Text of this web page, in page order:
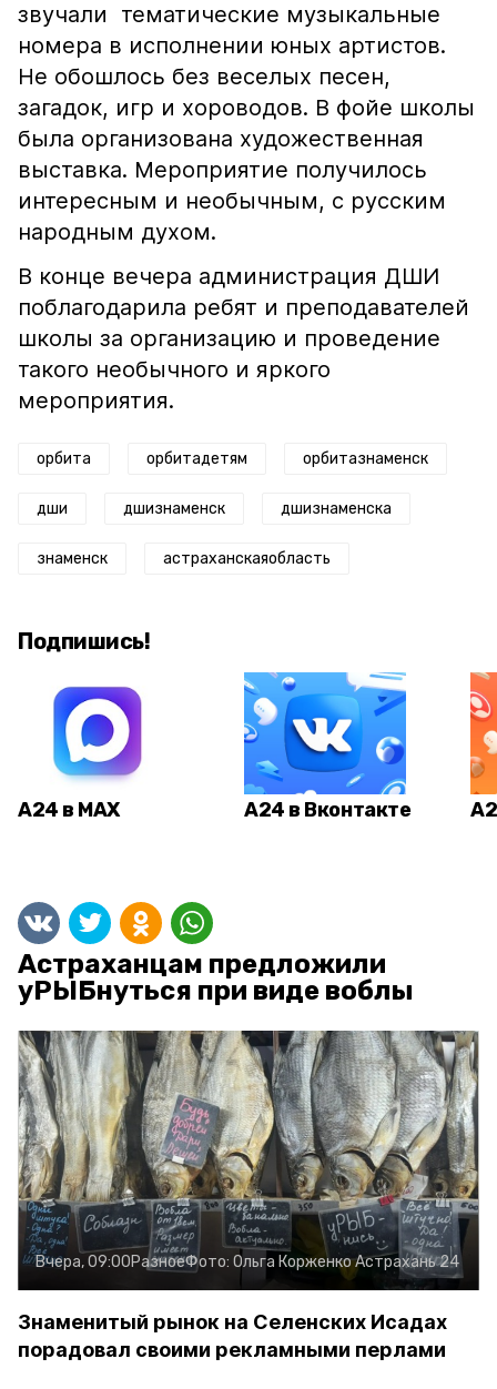
звучали тематические музыкальные
номера в исполнении юных артистов.
Не обошлось без веселых песен,
загадок, игр и хороводов. В фойе школы
была организована художественная
выставка. Мероприятие получилось
интересным и необычным, с русским
народным духом.
В конце вечера администрация ДШИ
поблагодарила ребят и преподавателей
школы за организацию и проведение
такого необычного и яркого
мероприятия.
орбита орбитадетям орбитазнаменск
дши дшизнаменск дшизнаменска
знаменск астраханскаяобласть
Подпишись!
А24 в MAX А24 в Вконтакте
Астраханцам предложили
уРЫБнуться при виде воблы
Вчера, 09:00РазноеФото: Ольга КорженкоАстрахань 24
Знаменитый рынок на Селенских Исадах
порадовал своими рекламными перлами